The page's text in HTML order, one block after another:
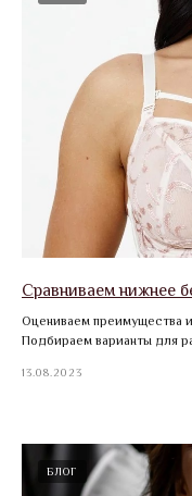
Сравниваем нижнее
Оцениваем преимущества
Подбираем варианты для
13.08.2023
БЛОГ